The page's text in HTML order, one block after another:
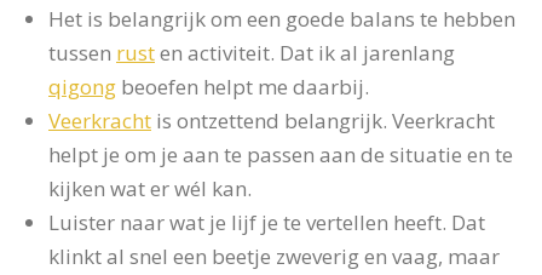
Het is belangrijk om een goede balans te hebben
tussen rusten activiteit. Dat ik al jarenlang
qigong beoefen helpt me daarbij.
Veerkracht is ontzettend belangrijk. Veerkracht
helpt je om je aan te passen aan de situatie en te
kijken wat er wél kan.
Luister naar wat je lijf je te vertellen heeft. Dat
klinkt al snel een beetje zweverig en vaag, maar